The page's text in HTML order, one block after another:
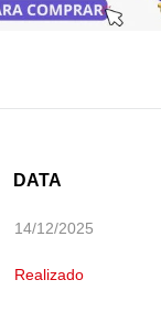
DATA
14/12/2025
Realizado